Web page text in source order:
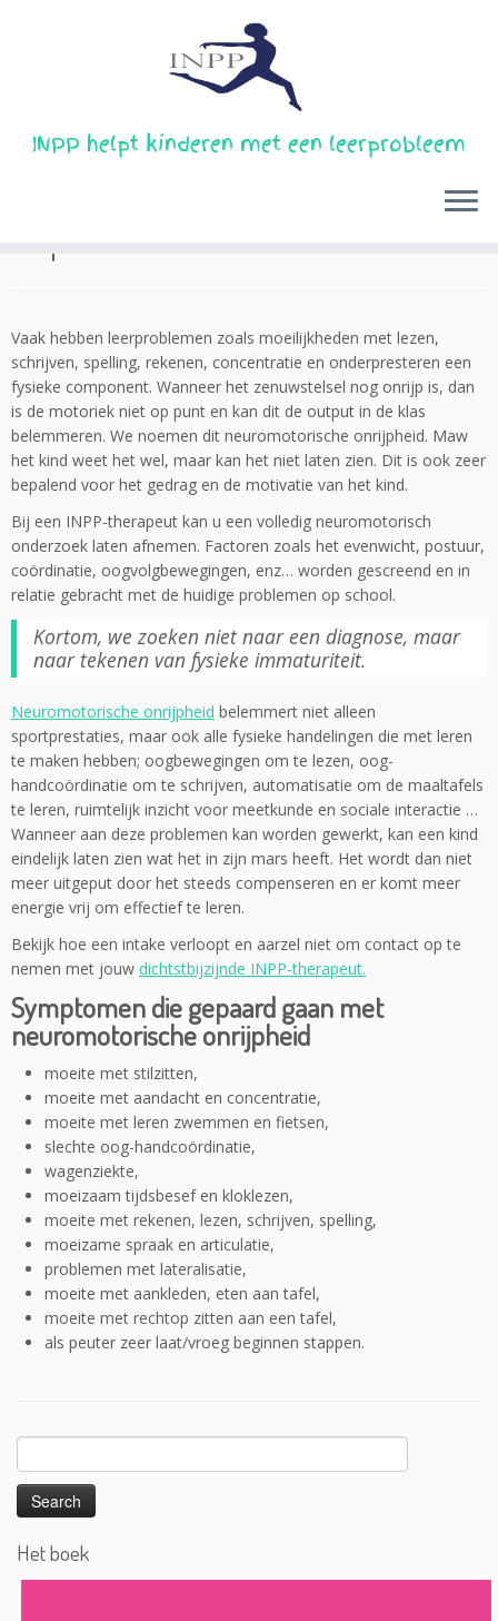
INPP helpt kinderen met een leerprobleem
Home » Bij welke leerproblemen kan INPP helpen?
Vaak hebben leerproblemen zoals moeilijkheden met lezen,
schrijven, spelling, rekenen, concentratie en onderpresteren een
fysieke component. Wanneer het zenuwstelsel nog onrijp is, dan
is de motoriek niet op punt en kan dit de output in de klas
belemmeren. We noemen dit neuromotorische onrijpheid. Maw
het kind weet het wel, maar kan het niet laten zien. Dit is ook zeer
bepalend voor het gedrag en de motivatie van het kind.
Bij een INPP-therapeut kan u een volledig neuromotorisch
onderzoek laten afnemen. Factoren zoals het evenwicht, postuur,
coördinatie, oogvolgbewegingen, enz… worden gescreend en in
relatie gebracht met de huidige problemen op school.
Kortom, we zoeken niet naar een diagnose, maar
naar tekenen van fysieke immaturiteit.
Neuromotorische onrijpheid belemmert niet alleen
sportprestaties, maar ook alle fysieke handelingen die met leren
te maken hebben; oogbewegingen om te lezen, oog-
handcoördinatie om te schrijven, automatisatie om de maaltafels
te leren, ruimtelijk inzicht voor meetkunde en sociale interactie …
Wanneer aan deze problemen kan worden gewerkt, kan een kind
eindelijk laten zien wat het in zijn mars heeft. Het wordt dan niet
meer uitgeput door het steeds compenseren en er komt meer
energie vrij om effectief te leren.
Bekijk hoe een intake verloopt en aarzel niet om contact op te
nemen met jouw dichtstbijzijnde INPP-therapeut.
Symptomen die gepaard gaan met
neuromotorische onrijpheid
moeite met stilzitten,
moeite met aandacht en concentratie,
moeite met leren zwemmen en fietsen,
slechte oog-handcoördinatie,
wagenziekte,
moeizaam tijdsbesef en kloklezen,
moeite met rekenen, lezen, schrijven, spelling,
moeizame spraak en articulatie,
problemen met lateralisatie,
moeite met aankleden, eten aan tafel,
moeite met rechtop zitten aan een tafel,
als peuter zeer laat/vroeg beginnen stappen.
Search
for:
Het boek